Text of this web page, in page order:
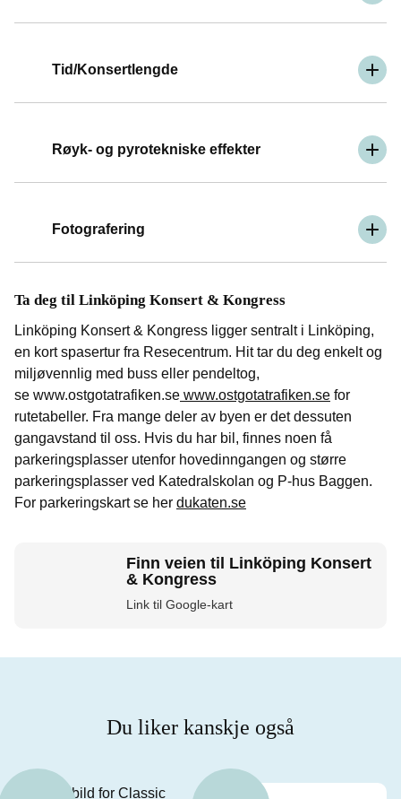
Tid/Konsertlengde
Røyk- og pyrotekniske effekter
Fotografering
Ta deg til Linköping Konsert & Kongress
Linköping Konsert & Kongress ligger sentralt i Linköping,
en kort spasertur fra Resecentrum. Hit tar du deg enkelt og
miljøvennlig med buss eller pendeltog,
se www.ostgotatrafiken.se www.ostgotatrafiken.se for
rutetabeller. Fra mange deler av byen er det dessuten
gangavstand til oss. Hvis du har bil, finnes noen få
parkeringsplasser utenfor hovedinngangen og større
parkeringsplasser ved Katedralskolan og P-hus Baggen.
For parkeringskart se her dukaten.se
Finn veien til Linköping Konsert
& Kongress
Link til Google-kart
Du liker kanskje også